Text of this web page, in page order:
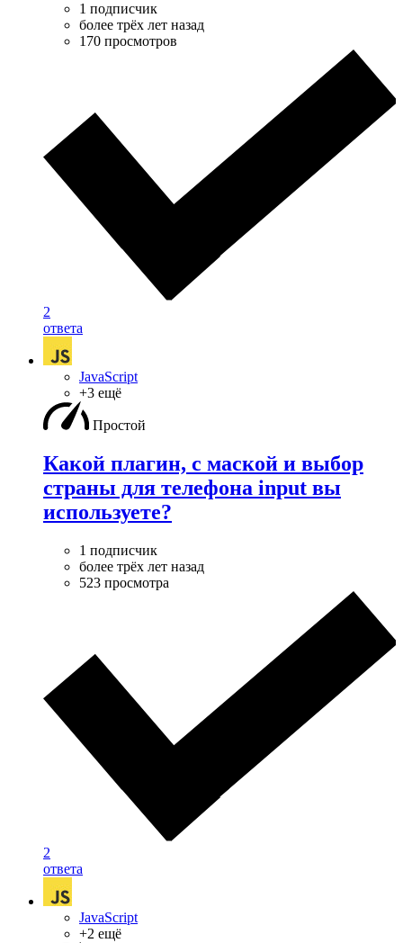
1 подписчик
более трёх лет назад
170 просмотров
2
ответа
JavaScript
+3 ещё
Простой
Какой плагин, с маской и выбор
страны для телефона input вы
используете?
1 подписчик
более трёх лет назад
523 просмотра
2
ответа
JavaScript
+2 ещё